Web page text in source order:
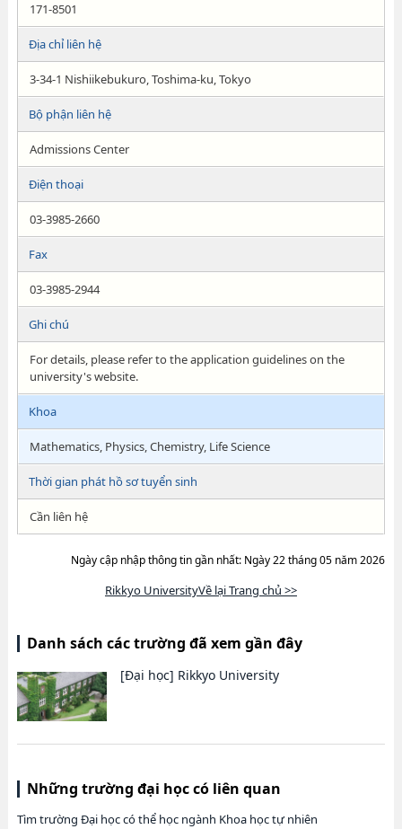
171-8501
Địa chỉ liên hệ
3-34-1 Nishiikebukuro, Toshima-ku, Tokyo
Bộ phận liên hệ
Admissions Center
Điện thoại
03-3985-2660
Fax
03-3985-2944
Ghi chú
For details, please refer to the application guidelines on the
university's website.
Khoa
Mathematics, Physics, Chemistry, Life Science
Thời gian phát hồ sơ tuyển sinh
Cần liên hệ
Ngày cập nhập thông tin gần nhất: Ngày 22 tháng 05 năm 2026
Rikkyo UniversityVề lại Trang chủ >>
Danh sách các trường đã xem gần đây
[Đại học] Rikkyo University
Những trường đại học có liên quan
Tìm trường Đại học có thể học ngành Khoa học tự nhiên